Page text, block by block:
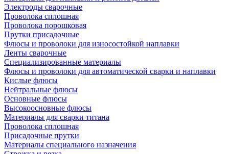
Электроды сварочные
Проволока сплошная
Проволока порошковая
Прутки присадочные
Флюсы и проволоки для износостойкой наплавки
Ленты сварочные
Специализированные материалы
Флюсы и проволоки для автоматической сварки и наплавки
Кислые флюсы
Нейтральные флюсы
Основные флюсы
Высокоосновные флюсы
Материалы для сварки титана
Проволока сплошная
Присадочные прутки
Материалы специального назначения